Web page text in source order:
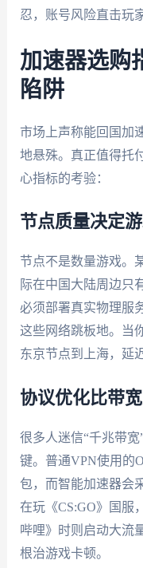
忍，账号风险直击玩
加速器选购
陷阱
市场上声称能回国加
地悬殊。真正值得托
心指标的考验：
节点质量决定
节点不是数量游戏。
际在中国大陆周边只
必须部署真实物理服
这些网络跳板地。当
东京节点到上海，延
协议优化比带
很多人迷信“千兆带
键。普通VPN使用的
包，而智能加速器会
在玩《CS:GO》国服
哔哩》时则启动大流
根治游戏卡顿。